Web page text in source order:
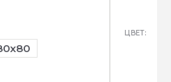
ЦВЕТ: